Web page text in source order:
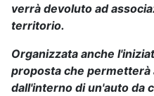
verrà devoluto ad
territorio.
Organizzata anche
proposta che permetterà
dall'interno di un'auto da